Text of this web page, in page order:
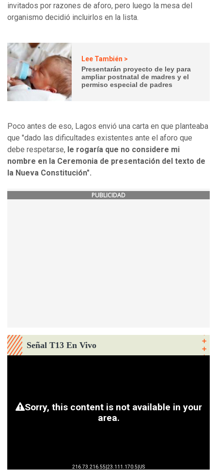
invitados por razones de aforo, pero luego la mesa del
organismo decidió incluirlos en la lista.
Lee También >
Presentarán proyecto de ley para
ampliar postnatal de madres y el
permiso especial de padres
Poco antes de eso, Lagos envió una carta en que planteaba
que "dado las dificultades existentes ante el aforo que
debe respetarse, le rogaría que no considere mi
nombre en la Ceremonia de presentación del texto de
la Nueva Constitución".
PUBLICIDAD
Señal T13 En Vivo